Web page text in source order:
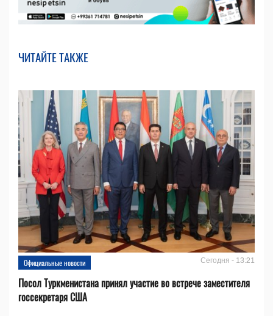
ЧИТАЙТЕ ТАКЖЕ
Официальные новости Сегодня - 13:21
Посол Туркменистана принял участие во встрече заместителя
госсекретаря США